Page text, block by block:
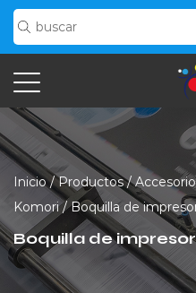
Inicio/Productos/
Komori/Boquilla de
Boquilla de